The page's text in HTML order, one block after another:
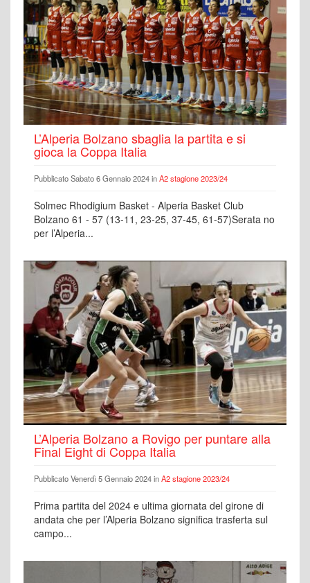
L’Alperia Bolzano sbaglia la partita e si
gioca la Coppa Italia
Pubblicato Sabato 6 Gennaio 2024 inA2 stagione 2023/24
Solmec Rhodigium Basket - Alperia Basket Club
Bolzano 61 - 57 (13-11, 23-25, 37-45, 61-57)Serata no
per l’Alperia...
L’Alperia Bolzano a Rovigo per puntare alla
Final Eight di Coppa Italia
Pubblicato Venerdì 5 Gennaio 2024 inA2 stagione 2023/24
Prima partita del 2024 e ultima giornata del girone di
andata che per l’Alperia Bolzano significa trasferta sul
campo...